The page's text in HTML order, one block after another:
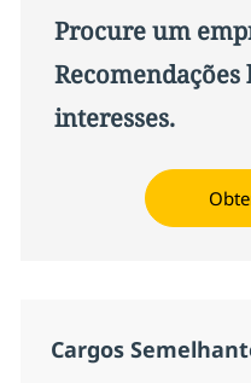
Procure um
Recomendações
interesses.
Cargos